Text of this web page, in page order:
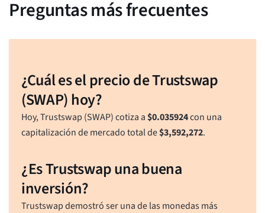
Preguntas más frecuentes
¿Cuál es el precio de Trustswap
(SWAP) hoy?
Hoy, Trustswap (SWAP) cotiza a$0.035924con una
capitalización de mercado total de$3,592,272.
¿Es Trustswap una buena
inversión?
Trustswap demostró ser una de las monedas más